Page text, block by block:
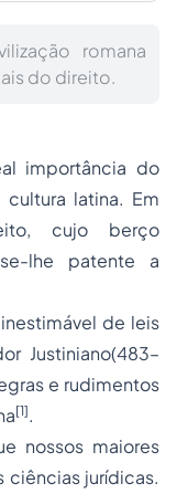
romana
do direito.
importância do
latina. Em
cujo berço
lhe patente a
de leis
Justiniano(483–
e rudimentos
[1].
nossos maiores
jurídicas.